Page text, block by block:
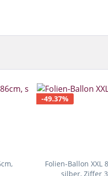
-49.37%
Folien-Ballon XXL
silber, Ziffer 3